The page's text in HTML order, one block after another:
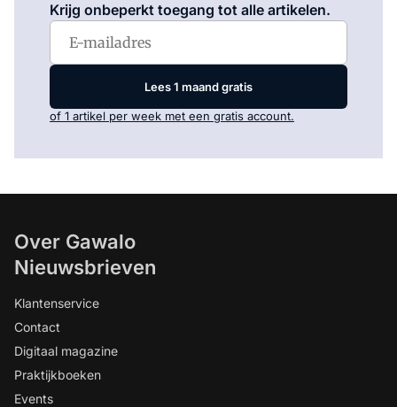
Krijg onbeperkt toegang tot alle artikelen.
Lees 1 maand gratis
of 1 artikel per week met een gratis account.
Over Gawalo
Nieuwsbrieven
Klantenservice
Contact
Digitaal magazine
Praktijkboeken
Events